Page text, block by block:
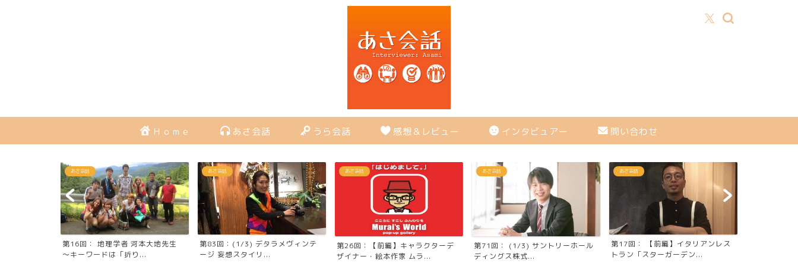
Ｈｏｍｅ あさ会話 うら会話 感想＆レビュー インタビュアー 問い合わせ
あさ会話
第83回：(1/3) デタラメヴィンテ
ージ 妄想スタイリ...
あさ会話
第26回：【前編】キャラクターデ
ザイナー・絵本作家 ムラ...
あさ会話
第71回： (1/3) サントリーホール
ディングス株式...
あさ会話
第17回： 【前編】イタリアンレス
トラン「スターガーデン...
あさ会話
第74回：(1/3) もうやんカレー株
式会社 代表取締役...